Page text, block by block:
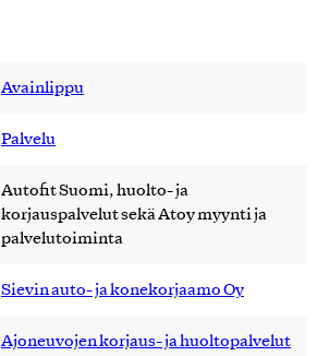
Avainlippu
Palvelu
Autofit Suomi, huolto- ja
korjauspalvelut sekä Atoy myynti ja
palvelutoiminta
Sievin auto- ja konekorjaamo Oy
Ajoneuvojen korjaus- ja huoltopalvelut